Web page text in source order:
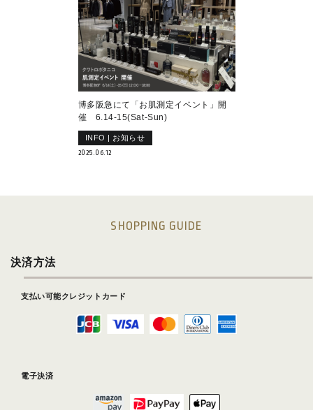
博多阪急にて「お肌測定イベント」開
催 6.14-15(Sat-Sun)
INFO | お知らせ
2025.06.12
SHOPPING GUIDE
決済方法
支払い可能クレジットカード
電子決済